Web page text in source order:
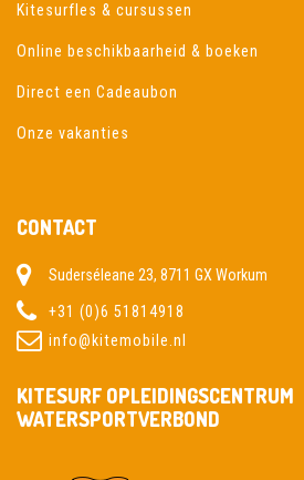
Kitesurfles & cursussen
Online beschikbaarheid & boeken
Direct een Cadeaubon
Onze vakanties
CONTACT
Suderséleane 23, 8711 GX Workum
+31 (0)6 51814918
info@kitemobile.nl
KITESURF OPLEIDINGSCENTRUM
WATERSPORTVERBOND